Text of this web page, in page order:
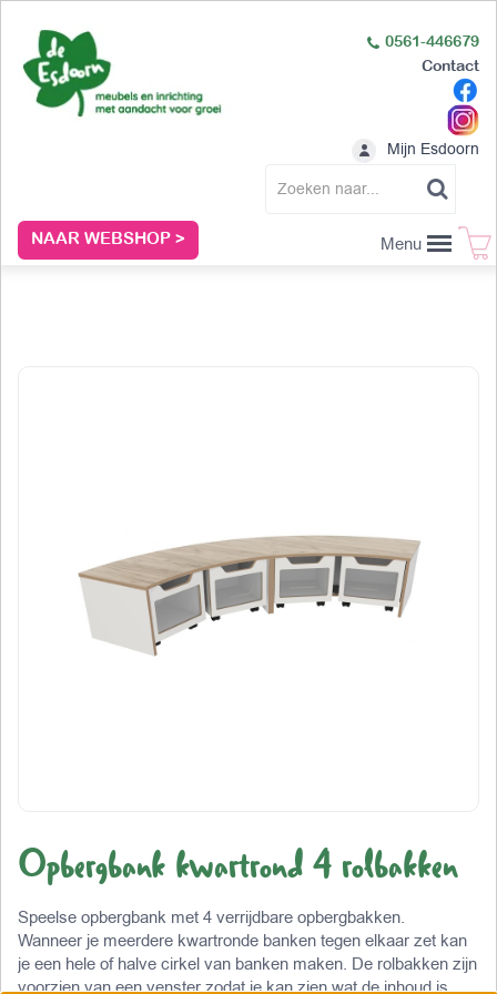
NAAR WEBSHOP >
0561-446679
Contact
Mijn Esdoorn
Menu
Opbergbank kwartrond 4 rolbakken
Speelse opbergbank met 4 verrijdbare opbergbakken.
Wanneer je meerdere kwartronde banken tegen elkaar zet kan
je een hele of halve cirkel van banken maken. De rolbakken zijn
voorzien van een venster zodat je kan zien wat de inhoud is.